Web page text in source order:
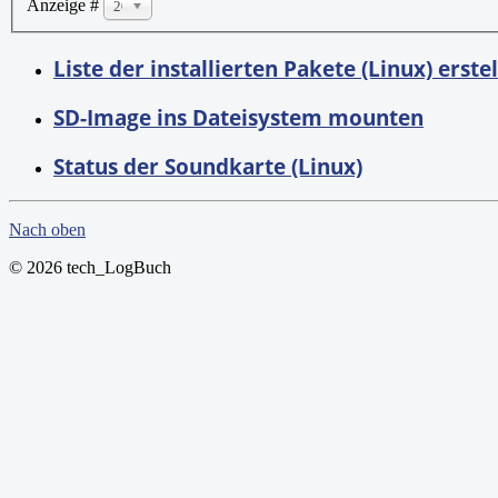
Anzeige # 20
Liste der installierten Pakete (Linux)
SD-Image ins Dateisystem mounten
Status der Soundkarte (Linux)
Nach oben
© 2026 tech_LogBuch